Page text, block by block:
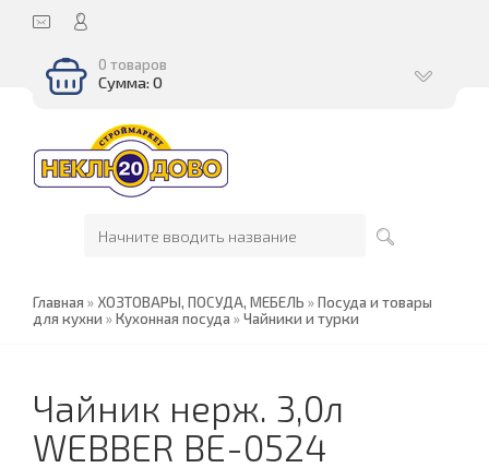
0 товаров
Сумма: 0
Главная » ХОЗТОВАРЫ, ПОСУДА, МЕБЕЛЬ »Посуда и товары
для кухни »Кухонная посуда »Чайники и турки
Чайник нерж. 3,0л
WEBBER ВЕ-0524